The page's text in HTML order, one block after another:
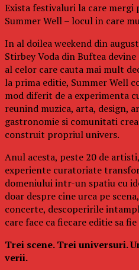
Exista festivaluri la care
Summer Well – locul in care
In al doilea weekend din
Stirbey Voda din Buftea
al celor care cauta mai mult
la prima editie, Summer Well
mod diferit de a experimenta
reunind muzica, arta, design,
gastronomie si comunitati
construit propriul univers.
Anul acesta, peste 20 de
experiente curatoriate
domeniului intr-un spatiu cu
doar despre cine urca pe
concerte, descoperirile
care face ca fiecare editie sa
Trei scene. Trei universuri.
verii.